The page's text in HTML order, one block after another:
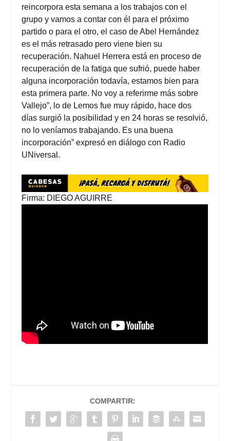
reincorpora esta semana a los trabajos con el
grupo y vamos a contar con él para el próximo
partido o para el otro, el caso de Abel Hernández
es el más retrasado pero viene bien su
recuperación. Nahuel Herrera está en proceso de
recuperación de la fatiga que sufrió, puede haber
alguna incorporación todavía, estamos bien para
esta primera parte. No voy a referirme más sobre
Vallejo”, lo de Lemos fue muy rápido, hace dos
días surgió la posibilidad y en 24 horas se resolvió,
no lo veníamos trabajando. Es una buena
incorporación” expresó en diálogo con Radio
UNiversal.
Firma: DIEGO AGUIRRE
COMPARTIR: